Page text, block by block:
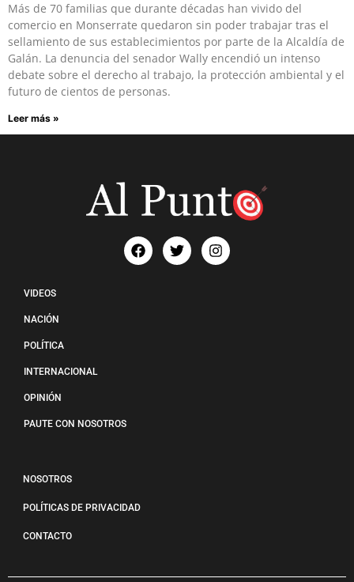
Más de 70 familias que durante décadas han vivido del
comercio en Monserrate quedaron sin poder trabajar tras el
sellamiento de sus establecimientos por parte de la Alcaldía de
Galán. La denuncia del senador Wally encendió un intenso
debate sobre el derecho al trabajo, la protección ambiental y el
futuro de cientos de personas.
Leer más »
VIDEOS
NACIÓN
POLÍTICA
INTERNACIONAL
OPINIÓN
PAUTE CON NOSOTROS
NOSOTROS
POLÍTICAS DE PRIVACIDAD
CONTACTO